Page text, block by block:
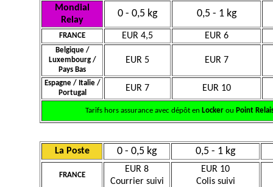
Mondial
Relay
0 - 0,5 kg 0,5 - 1 kg
FRANCE EUR 4,5 EUR 6
Belgique /
Luxembourg /
Pays Bas
EUR 5 EUR 7
Espagne / Italie /
Portugal
EUR 7 EUR 10
Tarifs hors assurance avec dépôt en Lockerou Point
La Poste 0 - 0,5 kg 0,5 - 1 kg
FRANCE
EUR 8
Courrier suivi
EUR 10
Colis suivi